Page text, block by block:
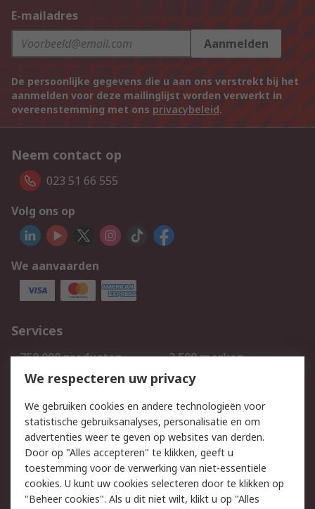
E-mailadres
Aanmelden
De persoonlijke gegevens die u aan ons verstrekt bij het
aanmelden voor deze mailinglijst worden verwerkt in
overeenstemming met ons privacybeleid.
Neem contact op
023 51 66 555
Volg ons op
We aanvaarden
Services
750.000 producten
2.500 merken
Bestellen
Inkoopoplossingen
Track & Trace
Wettelijk
Cookiebeleid
Email veiligheid
Privacybeleid
Websitevoorwaarden
We respecteren uw privacy
We gebruiken cookies en andere technologieën voor
statistische gebruiksanalyses, personalisatie en om
advertenties weer te geven op websites van derden.
Door op "Alles accepteren" te klikken, geeft u
toestemming voor de verwerking van niet-essentiële
cookies. U kunt uw cookies selecteren door te klikken op
"Beheer cookies". Als u dit niet wilt, klikt u op "Alles